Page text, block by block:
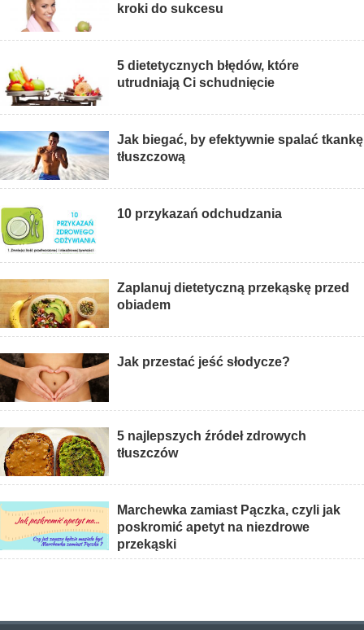
kroki do sukcesu
5 dietetycznych błędów, które
utrudniają Ci schudnięcie
Jak biegać, by efektywnie spalać tkankę
tłuszczową
10 przykazań odchudzania
Zaplanuj dietetyczną przekąskę przed
obiadem
Jak przestać jeść słodycze?
5 najlepszych źródeł zdrowych
tłuszczów
Marchewka zamiast Pączka, czyli jak
poskromić apetyt na niezdrowe
przekąski